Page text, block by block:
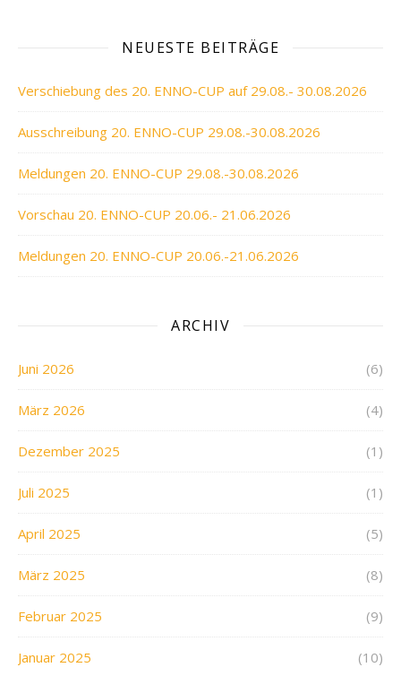
NEUESTE BEITRÄGE
Verschiebung des 20. ENNO-CUP auf 29.08.- 30.08.2026
Ausschreibung 20. ENNO-CUP 29.08.-30.08.2026
Meldungen 20. ENNO-CUP 29.08.-30.08.2026
Vorschau 20. ENNO-CUP 20.06.- 21.06.2026
Meldungen 20. ENNO-CUP 20.06.-21.06.2026
ARCHIV
Juni 2026 (6)
März 2026 (4)
Dezember 2025 (1)
Juli 2025 (1)
April 2025 (5)
März 2025 (8)
Februar 2025 (9)
Januar 2025 (10)